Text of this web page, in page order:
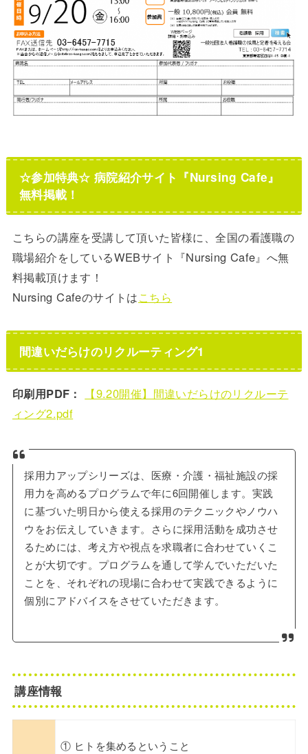
☆参加特典☆ 病院紹介サイト『Nursing Cafe』
無料掲載！
こちらの講座を受講して頂いた皆様に、全国の看護職の
職場紹介をしているWEBサイト『Nursing Cafe』へ無
料掲載頂けます！
Nursing Cafeのサイトはこちら
間違いだらけのリクルーティング1
印刷用PDF：
【9.20開催】間違いだらけのリクルーテ
ィング2.pdf
採用力アップシリーズは、医療・介護・福祉施設の採
用力を高めるプログラムで年に6回開催します。実践
に基づいた明日から使える採用のテクニックやノウハ
ウをお伝えしていきます。さらに採用活動を成功させ
るためには、考え方や視点を求職者に合わせていくこ
とが大切です。プログラムを通して学んでいただいた
ことを、それぞれの現場に合わせて実践できるように
個別にアドバイスをさせていただきます。
講座情報
① ヒトを集めるということ